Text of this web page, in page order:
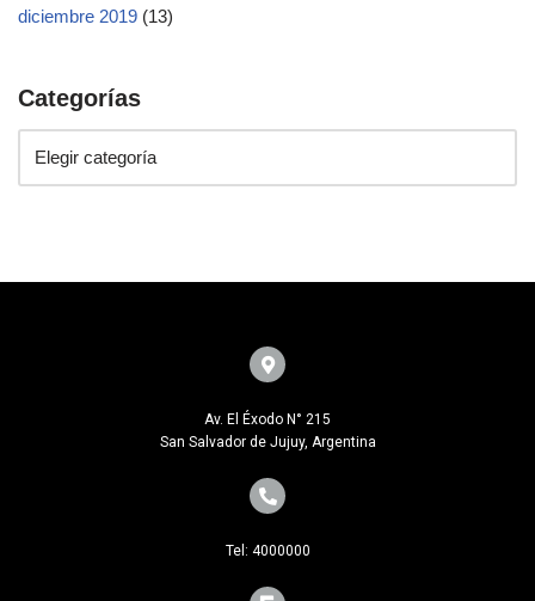
diciembre 2019 (13)
Categorías
Av. El Éxodo N° 215
San Salvador de Jujuy, Argentina
Tel: 4000000